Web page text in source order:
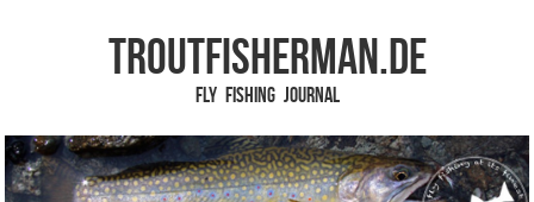
TROUTFISHERMAN.de
Fly Fishing Journal